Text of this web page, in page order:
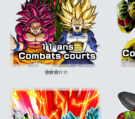
⭐⭐⭐⭐⭐